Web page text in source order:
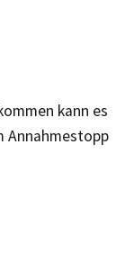
kann es
Annahmestopp